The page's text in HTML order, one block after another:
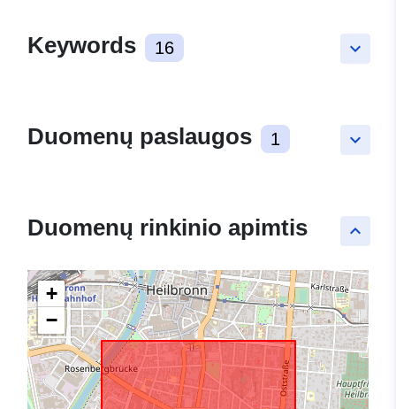
keyboard_arrow_down
Keywords 16
keyboard_arrow_down
Duomenų paslaugos 1
keyboard_arrow_up
Duomenų rinkinio apimtis
+
−